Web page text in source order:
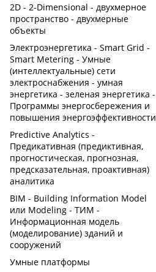
2D - 2-Dimensional - двухмерное
пространство - двухмерные
объекты
Электроэнергетика - Smart Grid -
Smart Metering - Умные
(интеллектуальные) сети
электроснабжения - умная
энергетика - зеленая энергетика -
Программы энергосбережения и
повышения энергоэффективности
Predictive Analytics -
Предикативная (предиктивная,
прогностическая, прогнозная,
предсказательная, проактивная)
аналитика
BIM - Building Information Model
или Modeling - ТИМ -
Информационная модель
(моделирование) зданий и
сооружений
Умные платформы